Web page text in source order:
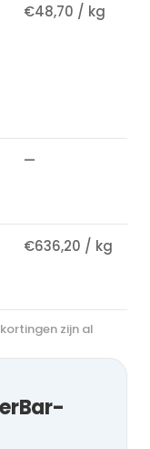
€48,70 / kg
—
€636,20 / kg
zijn al